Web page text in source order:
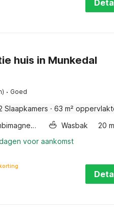
huis in Munkedal
· Goed
Slaapkamers · 63 m²
Combimagnetron Wasbak
20
voor aankomst